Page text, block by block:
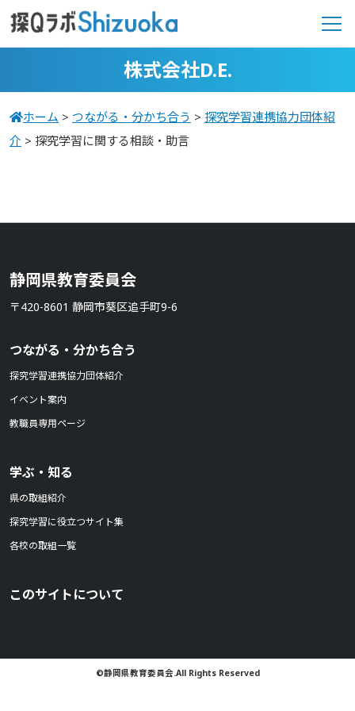
株式会社D.E.
ホーム > つながる・分かち合う > 探究学習連携協力団体紹
介 > 探究学習に関する相談・助言
静岡県教育委員会
〒420-8601 静岡市葵区追手町9-6
つながる・分かち合う
探究学習連携協力団体紹介
イベント案内
教職員専用ページ
学ぶ・知る
県の取組紹介
探究学習に役立つサイト集
各校の取組一覧
このサイトについて
©静岡県教育委員会.All Rights Reserved